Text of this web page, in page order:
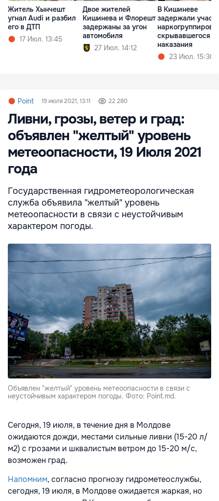
Житель Хынчешт
угнал Audi и разбил
его в ДТП
17 Июл. 13:45
Двое жителей
Кишинева и Флорешт
задержаны за угон
автомобиля
27 Июл. 14:12
В Кишиневе
задержали
скрывавшегося от
наказания
23 Июл. 15:30
Point 19 июля 2021, 13:11 22 280
Ливни, грозы, ветер и град:
объявлен "желтый" уровень
метеоопасности, 19 Июля 2021
года
Государственная гидрометеорологическая
служба объявила "желтый" уровень
метеоопасности в связи с неустойчивым
характером погоды.
Объявлен "желтый" уровень метеоопасности в связи с
неустойчивым характером погоды. Фото: Point.md.
Сегодня, 19 июля, в течение дня в Молдове
ожидаются дожди, местами сильные ливни (15-20 л/
м2) с грозами и шквалистым ветром до 15-20 м/с,
возможен град.
Напомним, согласно прогнозу гидрометеослужбы,
сегодня, 19 июля, в Молдове ожидается жаркая, но